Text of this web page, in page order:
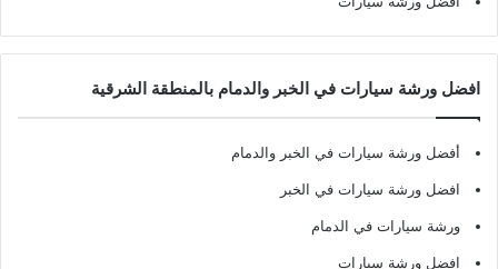
افضل ورشة سيارات في الخبر والدمام بالمنطقة الشرقية
أفضل ورشة سيارات في الخبر والدمام
افضل ورشة سيارات في الخبر
ورشة سيارات في الدمام
افضل ورشة سيارات